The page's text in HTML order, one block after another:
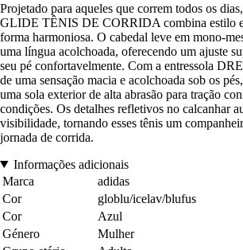
Projetado para aqueles que correm todos os
GLIDE TÊNIS DE CORRIDA combina estilo
forma harmoniosa. O cabedal leve em mono-
uma língua acolchoada, oferecendo um ajuste
seu pé confortavelmente. Com a entressola
de uma sensação macia e acolchoada sob os
uma sola exterior de alta abrasão para tração
condições. Os detalhes refletivos no calcanhar
visibilidade, tornando esses tênis um
jornada de corrida.
Informações adicionais
Marca
adidas
Cor
globlu/icelav/blufus
Cor
Azul
Género
Mulher